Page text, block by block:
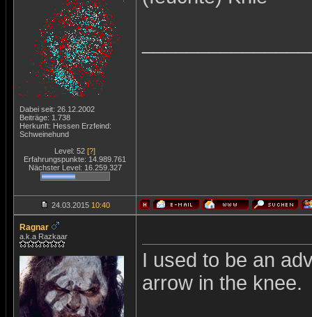
Dabei seit: 26.12.2002
Beiträge: 1.738
Herkunft: Hessen Erzfeind:
Schweinehund
Level: 52 [?]
Erfahrungspunkte: 14.989.761
Nächster Level: 16.259.327
24.03.2015 10:40
Ragnar
a.k.a Razkaar
I used to be an
arrow in the knee.